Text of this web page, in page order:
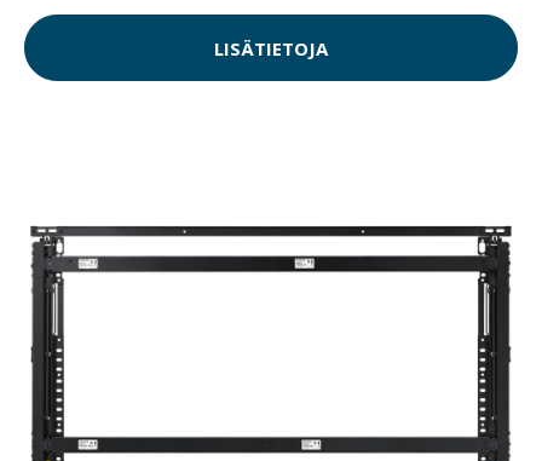
LISÄTIETOJA